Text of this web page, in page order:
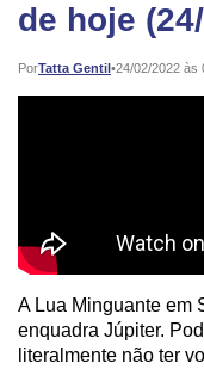
de hoje
PorTatta Gentil•
Publicado: 24/02/2022 às
A Lua Minguante em
enquadra Júpiter.
literalmente não ter